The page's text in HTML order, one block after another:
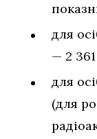
для
— 2
для
(для